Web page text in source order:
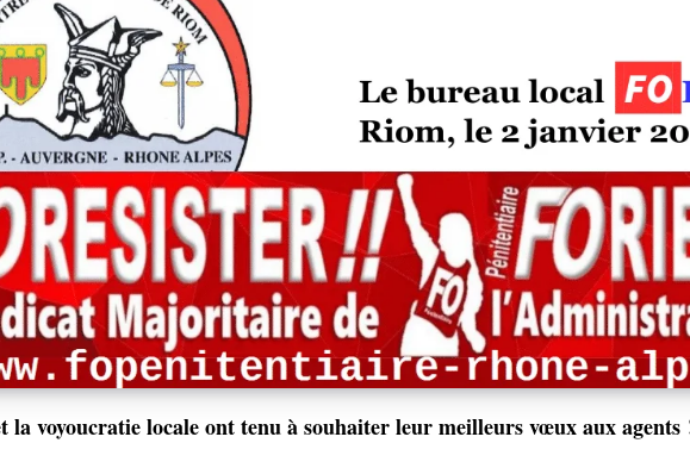
la voyoucratie locale ont tenu à souhaiter leur meilleurs vœux aux agents